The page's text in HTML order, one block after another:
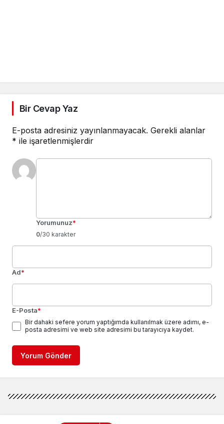
Bir Cevap Yaz
E-posta adresiniz yayınlanmayacak. Gerekli alanlar
* ile işaretlenmişlerdir
Yorumunuz*
0/30 karakter
Ad*
E-Posta*
Bir dahaki sefere yorum yaptığımda kullanılmak üzere adımı, e-
posta adresimi ve web site adresimi bu tarayıcıya kaydet.
Yorum Gönder